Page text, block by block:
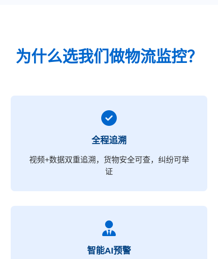
为什么选我们做物流监控？
全程追溯
视频+数据双重追溯，货物安全可查，纠纷可举
证
智能AI预警